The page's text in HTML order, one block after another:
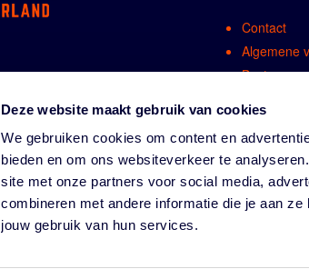
Deze website maakt gebruik van cookies
We gebruiken cookies om content en
bieden en om ons websiteverkeer te
site met onze partners voor social media,
combineren met andere informatie die je aan
jouw gebruik van hun services.
Contact
Algemene
Bestuur
Partners
Vacatures